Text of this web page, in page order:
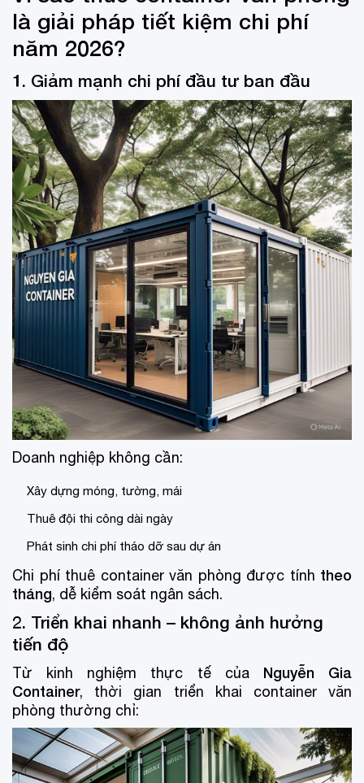
là giải pháp tiết kiệm chi phí
năm 2026?
1. Giảm mạnh chi phí đầu tư ban đầu
Doanh nghiệp không cần:
Xây dựng móng, tường, mái
Thuê đội thi công dài ngày
Phát sinh chi phí tháo dỡ sau dự án
Chi phí thuê container văn phòng được tính theo
tháng, dễ kiểm soát ngân sách.
2. Triển khai nhanh – không ảnh hưởng
tiến độ
Từ kinh nghiệm thực tế của Nguyễn Gia
Container, thời gian triển khai container văn
phòng thường chỉ: